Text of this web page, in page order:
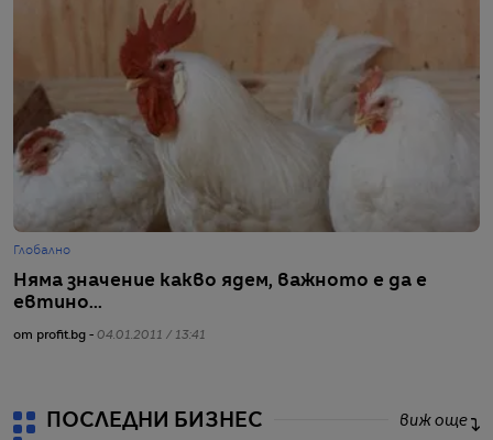
Глобално
Няма значение какво ядем, важното е да е
евтино...
от profit.bg - 04.01.2011 / 13:41
ПОСЛЕДНИ БИЗНЕС виж още